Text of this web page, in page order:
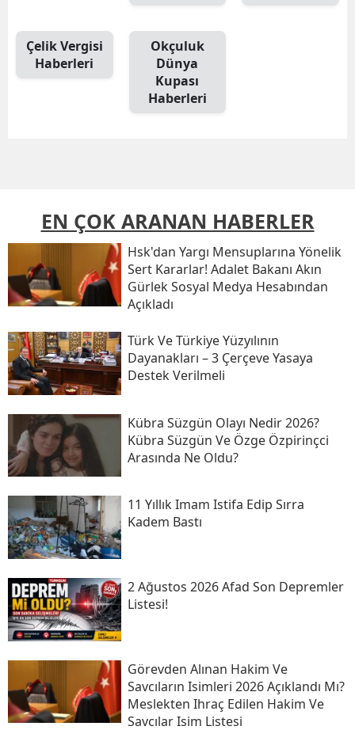
Çelik Vergisi
Haberleri
Okçuluk
Dünya
Kupası
Haberleri
EN ÇOK ARANAN HABERLER
Hsk'dan Yargı Mensuplarına Yönelik
Sert Kararlar! Adalet Bakanı Akın
Gürlek Sosyal Medya Hesabından
Açıkladı
Türk Ve Türkiye Yüzyılının
Dayanakları – 3 Çerçeve Yasaya
Destek Verilmeli
Kübra Süzgün Olayı Nedir 2026?
Kübra Süzgün Ve Özge Özpirinçci
Arasında Ne Oldu?
11 Yıllık Imam Istifa Edip Sırra
Kadem Bastı
2 Ağustos 2026 Afad Son Depremler
Listesi!
Görevden Alınan Hakim Ve
Savcıların Isimleri 2026 Açıklandı Mı?
Meslekten Ihraç Edilen Hakim Ve
Savcılar Isim Listesi